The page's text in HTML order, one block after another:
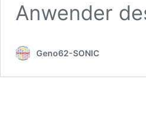
Anwender
Geno62-SONIC